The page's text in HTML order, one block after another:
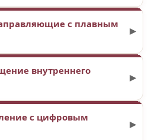
с плавным
внутреннего
с цифровым